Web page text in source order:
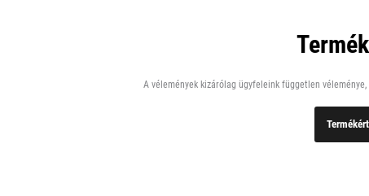
A vélemények kizárólag ügyfeleink független